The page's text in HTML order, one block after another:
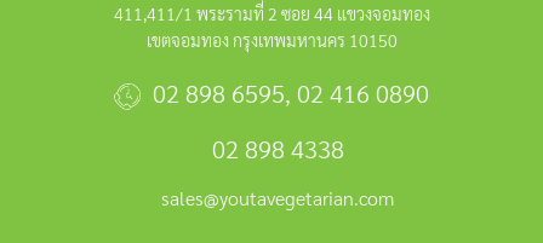
411,411/1 พระรามที่ 2 ซอย 44 แขวงจอมทอง
เขตจอมทอง กรุงเทพมหานคร 10150
02 898 6595, 02 416 0890
02 898 4338
sales@youtavegetarian.com